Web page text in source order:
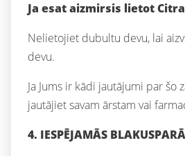
Ja esat aizmirsis lietot
Nelietojiet dubultu devu, lai
devu.
Ja Jums ir kādi jautājumi par šo
jautājiet savam ārstam vai
4. IESPĒJAMĀS